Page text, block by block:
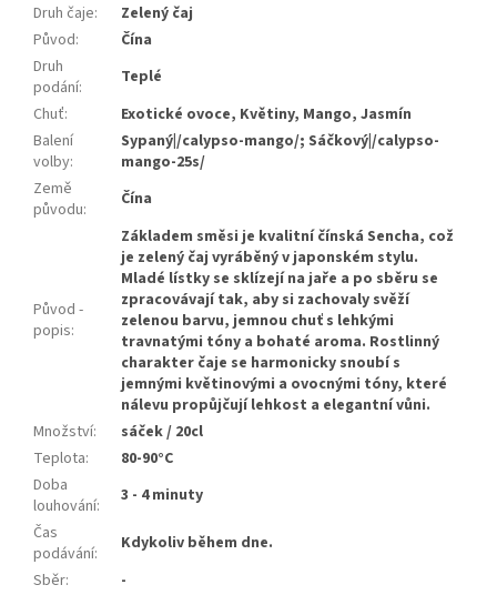
Druh čaje:
Zelený čaj
Původ:
Čína
Druh
podání:
Teplé
Chuť:
Exotické ovoce, Květiny, Mango, Jasmín
Balení
volby:
Sypaný|/calypso-mango/; Sáčkový|/calypso-
mango-25s/
Země
původu: Čína
Původ -
popis:
Základem směsi je kvalitní čínská Sencha, což
je zelený čaj vyráběný v japonském stylu.
Mladé lístky se sklízejí na jaře a po sběru se
zpracovávají tak, aby si zachovaly svěží
zelenou barvu, jemnou chuť s lehkými
travnatými tóny a bohaté aroma. Rostlinný
charakter čaje se harmonicky snoubí s
jemnými květinovými a ovocnými tóny, které
nálevu propůjčují lehkost a elegantní vůni.
Množství:
sáček / 20cl
Teplota:
80-90°C
Doba
louhování:
3 - 4 minuty
Čas
podávání:
Kdykoliv během dne.
Sběr:
-